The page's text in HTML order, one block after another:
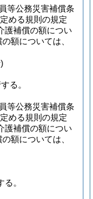
等公務災害補償条
める規則の規定
護補償の額につい
額については、
る。
等公務災害補償条
める規則の規定
護補償の額につい
額については、
。